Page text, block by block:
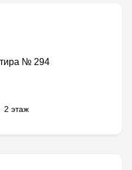
2 этаж